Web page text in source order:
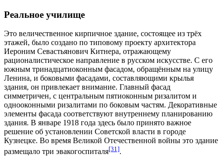
Реальное училище
Это величественное кирпичное здание, состоящее из трёх
этажей, было создано по типовому проекту архитектора
Иероним Севастьянович Китнера, отражающему
рационалистическое направление в русском искусстве. С его
южным тринадцатиоконным фасадом, обращённым на улицу
Ленина, и боковыми фасадами, составляющими крылья
здания, он привлекает внимание. Главный фасад
симметричен, с центральным пятиоконным ризалитом и
однооконными ризалитами по боковым частям. Декоративные
элементы фасада соответствуют внутреннему планированию
здания. В январе 1918 года здесь было принято важное
решение об установлении Советской власти в городе
Кузнецке. Во время Великой Отечественной войны это здание
размещало три эвакогоспиталя[31].